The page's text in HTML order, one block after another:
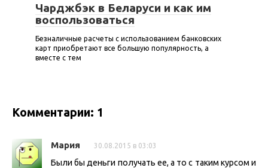
Чарджбэк в Беларуси и как им
воспользоваться
Безналичные расчеты с использованием банковских
карт приобретают все большую популярность, а
вместе с тем
Комментарии: 1
Мария 30.08.2015 в 03:03
Были бы деньги получать ее, а то с таким курсом и